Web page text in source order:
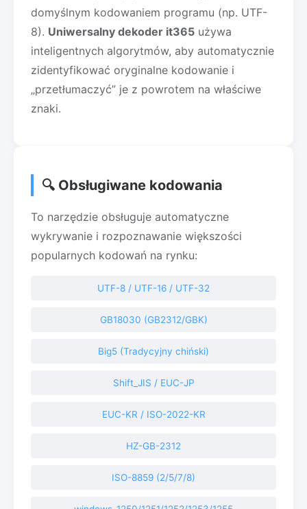
domyślnym kodowaniem programu (np. UTF-
8). Uniwersalny dekoder it365 używa
inteligentnych algorytmów, aby automatycznie
zidentyfikować oryginalne kodowanie i
„przetłumaczyć” je z powrotem na właściwe
znaki.
🔍 Obsługiwane kodowania
To narzędzie obsługuje automatyczne
wykrywanie i rozpoznawanie większości
popularnych kodowań na rynku:
UTF-8 / UTF-16 / UTF-32
GB18030 (GB2312/GBK)
Big5 (Tradycyjny chiński)
Shift_JIS / EUC-JP
EUC-KR / ISO-2022-KR
HZ-GB-2312
ISO-8859 (2/5/7/8)